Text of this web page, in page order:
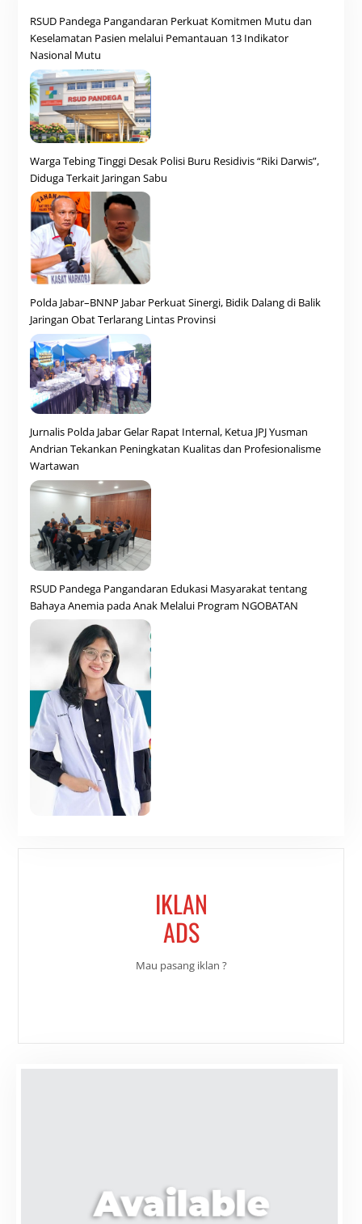
RSUD Pandega Pangandaran Perkuat Komitmen Mutu dan
Keselamatan Pasien melalui Pemantauan 13 Indikator
Nasional Mutu
Warga Tebing Tinggi Desak Polisi Buru Residivis “Riki Darwis”,
Diduga Terkait Jaringan Sabu
Polda Jabar–BNNP Jabar Perkuat Sinergi, Bidik Dalang di Balik
Jaringan Obat Terlarang Lintas Provinsi
Jurnalis Polda Jabar Gelar Rapat Internal, Ketua JPJ Yusman
Andrian Tekankan Peningkatan Kualitas dan Profesionalisme
Wartawan
RSUD Pandega Pangandaran Edukasi Masyarakat tentang
Bahaya Anemia pada Anak Melalui Program NGOBATAN
IKLAN
ADS
Mau pasang iklan ?